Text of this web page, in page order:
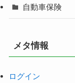
自動車保険
メタ情報
ログイン